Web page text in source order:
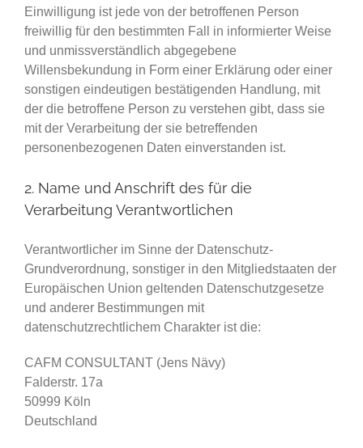
Einwilligung ist jede von der betroffenen Person
freiwillig für den bestimmten Fall in informierter Weise
und unmissverständlich abgegebene
Willensbekundung in Form einer Erklärung oder einer
sonstigen eindeutigen bestätigenden Handlung, mit
der die betroffene Person zu verstehen gibt, dass sie
mit der Verarbeitung der sie betreffenden
personenbezogenen Daten einverstanden ist.
2. Name und Anschrift des für die
Verarbeitung Verantwortlichen
Verantwortlicher im Sinne der Datenschutz-
Grundverordnung, sonstiger in den Mitgliedstaaten der
Europäischen Union geltenden Datenschutzgesetze
und anderer Bestimmungen mit
datenschutzrechtlichem Charakter ist die:
CAFM CONSULTANT (Jens Nävy)
Falderstr. 17a
50999 Köln
Deutschland